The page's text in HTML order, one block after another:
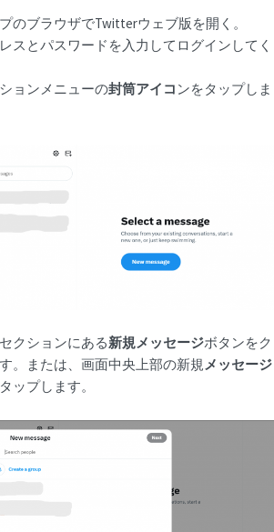
のブラウザでTwitterウェブ版を開く。
スとパスワードを入力してログインしてく
ョンメニューの封筒アイコ ンをタップしま
クションにある新規メッセージボタンをク
。または、画面中央上部の新規 メッセージ
タップします。